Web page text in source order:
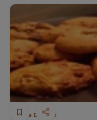
Dolci e Dessert